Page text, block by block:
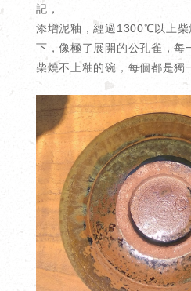
記，
添增泥釉，經過1300℃以上柴
下，像極了展開的公孔雀，每
柴燒不上釉的碗，每個都是獨